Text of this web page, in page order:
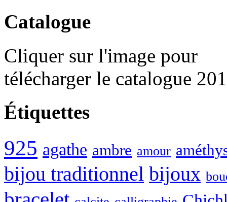
Catalogue
Cliquer sur l'image pour
télécharger le catalogue
Étiquettes
925 agathe ambre amour
bijou traditionnel bijoux